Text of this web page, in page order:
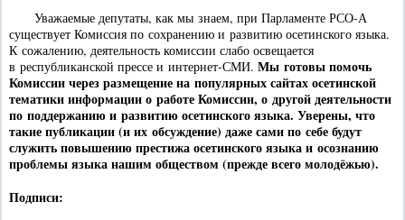
Уважаемые депутаты, как мы знаем, при Парламенте РСО-А
существует Комиссия по сохранению и развитию осетинского языка.
К сожалению, деятельность комиссии слабо освещается
в республиканской прессе и интернет-СМИ. Мы готовы помочь
Комиссии через размещение на популярных сайтах осетинской
тематики информации о работе Комиссии, о другой деятельности
по поддержанию и развитию осетинского языка. Уверены, что
такие публикации (и их обсуждение) даже сами по себе будут
служить повышению престижа осетинского языка и осознанию
проблемы языка нашим обществом (прежде всего молодёжью).
Подписи: